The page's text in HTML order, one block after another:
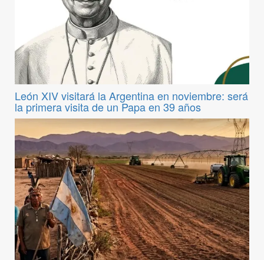
León XIV visitará la Argentina en noviembre: será
la primera visita de un Papa en 39 años